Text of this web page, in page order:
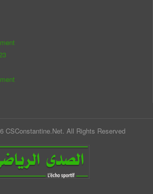
CSConstantine.Net. All Rights Reserved